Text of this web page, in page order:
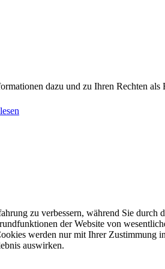
dazu und zu Ihren Rechten
zu verbessern, während Sie
der Website von
werden nur mit Ihrer
auswirken.